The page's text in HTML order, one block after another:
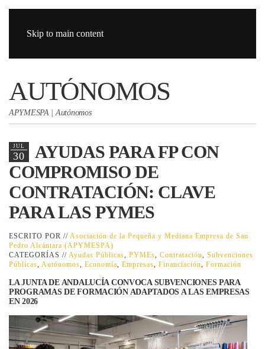
Skip to main content
AUTÓNOMOS
APYMESPA | Autónomos
JUL
30
AYUDAS PARA FP CON
COMPROMISO DE
CONTRATACIÓN: CLAVE
PARA LAS PYMES
ESCRITO POR // Asociación de la Pequeña y Mediana Empresa de San
Pedro Alcántara (APYMESPA)
CATEGORÍAS // Ayudas Públicas PYMEs Contratación
Subvenciones
Públicas
Autónomos Economía Empresas Financiación Formación
LA JUNTA DE ANDALUCÍA CONVOCA SUBVENCIONES PARA
PROGRAMAS DE FORMACIÓN ADAPTADOS A LAS EMPRESAS
EN 2026